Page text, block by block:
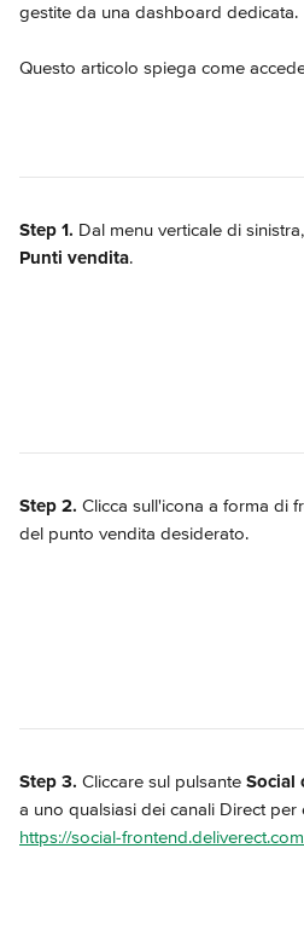
gestite da una dashboard dedicata.
Questo articolo spiega come
Step 1. Dal menu verticale di
Punti vendita.
Step 2. Clicca sull'icona a forma di
del punto vendita desiderato.
Step 3. Cliccare sul pulsante Social
a uno qualsiasi dei canali Direct
https://social-